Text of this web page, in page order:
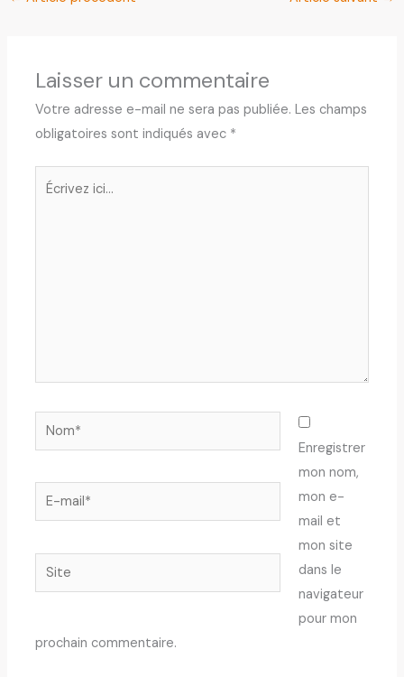
Laisser un commentaire
Votre adresse e-mail ne sera pas publiée. Les champs
obligatoires sont indiqués avec *
Écrivez
Nom*
E-
mail*
Site
Enregistrer
mon nom,
mon e-
mail et
mon site
dans le
navigateur
pour mon
prochain commentaire.